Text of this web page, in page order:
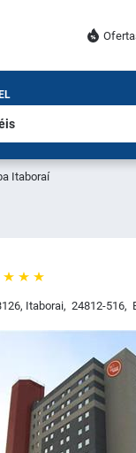
Itaboraí
, Itaborai, 24812-516,